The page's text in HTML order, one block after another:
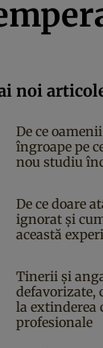
noi
De ce
îngroape pe
nou studiu
De ce doare
ignorat și
această
Tinerii și
defavorizate,
la extinderea
profesionale